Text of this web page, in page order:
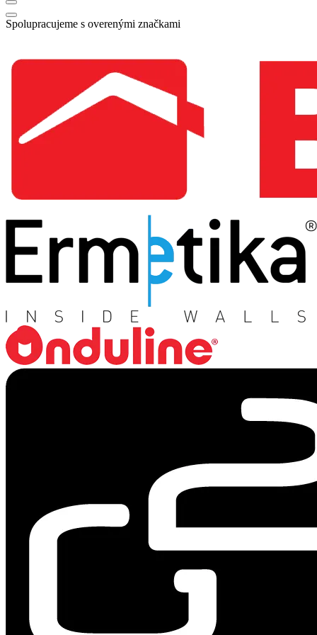
Spolupracujeme s overenými značkami